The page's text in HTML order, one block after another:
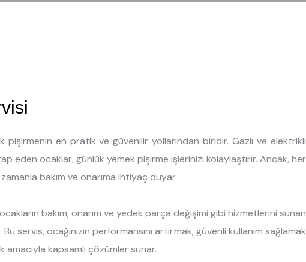
pişirmenin en pratik ve güvenilir yollarından biridir. Gazlı ve elektrikli
eden ocaklar, günlük yemek pişirme işlerinizi kolaylaştırır. Ancak, her
bakım ve onarıma ihtiyaç duyar.
bakım, onarım ve yedek parça değişimi gibi hizmetlerini sunan
servis, ocağınızın performansını artırmak, güvenli kullanım sağlamak
amacıyla kapsamlı çözümler sunar.